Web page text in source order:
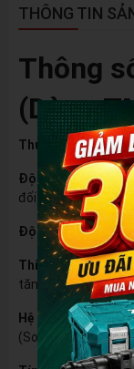
THÔNG TIN
Thông
(Dòng
Thương hiệu:Total.
Độ chính xác:
đối).
Độ dày nhôm:
Thiết kế mặt đáy:
tăng độ chuẩn xác).
Hệ thống bọt thủy:
(Solidx3).